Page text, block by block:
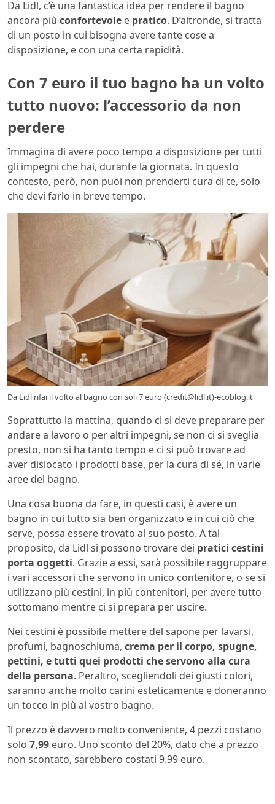
Da Lidl, c’è una fantastica idea per rendere il bagno
ancora più confortevole e pratico. D’altronde, si tratta
di un posto in cui bisogna avere tante cose a
disposizione, e con una certa rapidità.
Con 7 euro il tuo bagno ha un volto
tutto nuovo: l’accessorio da non
perdere
Immagina di avere poco tempo a disposizione per tutti
gli impegni che hai, durante la giornata. In questo
contesto, però, non puoi non prenderti cura di te, solo
che devi farlo in breve tempo.
Da Lidl rifai il volto al bagno con soli 7 euro (credit@lidl.it)-ecoblog.it
Soprattutto la mattina, quando ci si deve preparare per
andare a lavoro o per altri impegni, se non ci si sveglia
presto, non si ha tanto tempo e ci si può trovare ad
aver dislocato i prodotti base, per la cura di sé, in varie
aree del bagno.
Una cosa buona da fare, in questi casi, è avere un
bagno in cui tutto sia ben organizzato e in cui ciò che
serve, possa essere trovato al suo posto. A tal
proposito, da Lidl si possono trovare dei pratici cestini
porta oggetti. Grazie a essi, sarà possibile raggruppare
i vari accessori che servono in unico contenitore, o se si
utilizzano più cestini, in più contenitori, per avere tutto
sottomano mentre ci si prepara per uscire.
Nei cestini è possibile mettere del sapone per lavarsi,
profumi, bagnoschiuma, crema per il corpo, spugne,
pettini, e tutti quei prodotti che servono alla cura
della persona. Peraltro, scegliendoli dei giusti colori,
saranno anche molto carini esteticamente e doneranno
un tocco in più al vostro bagno.
Il prezzo è davvero molto conveniente, 4 pezzi costano
solo 7,99 euro. Uno sconto del 20%, dato che a prezzo
non scontato, sarebbero costati 9.99 euro.